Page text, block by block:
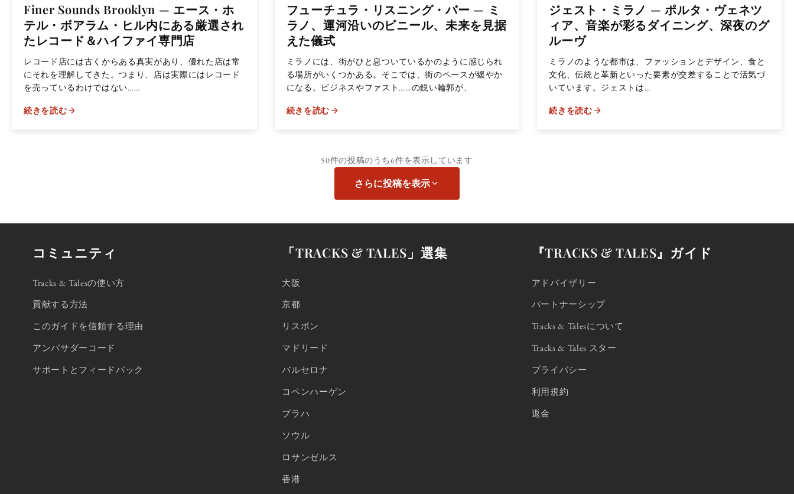
Finer Sounds Brooklyn — エース・ホ
テル・ボアラム・ヒル内にある厳選され
たレコード＆ハイファイ専門店
レコード店には古くからある真実があり、優れた店は常
にそれを理解してきた。つまり、店は実際にはレコード
を売っているわけではない……
続きを読む
フューチュラ・リスニング・バー — ミ
ラノ、運河沿いのビニール、未来を見据
えた儀式
ミラノには、街がひと息ついているかのように感じられ
る場所がいくつかある。そこでは、街のペースが緩やか
になる。ビジネスやファスト……の鋭い輪郭が、
続きを読む
ジェスト・ミラノ — ポルタ・ヴェネツ
ィア、音楽が彩るダイニング、深夜のグ
ルーヴ
ミラノのような都市は、ファッションとデザイン、食と
文化、伝統と革新といった要素が交差することで活気づ
いています。ジェストは…
続きを読む
50件の投稿のうち6件を表示しています
さらに投稿を表示
コミュニティ
Tracks & Talesの使い方
貢献する方法
このガイドを信頼する理由
アンバサダーコード
サポートとフィードバック
「TRACKS & TALES」選集
大阪
京都
リスボン
マドリード
バルセロナ
コペンハーゲン
プラハ
ソウル
ロサンゼルス
香港
『TRACKS & TALES』ガイド
アドバイザリー
パートナーシップ
Tracks & Talesについて
Tracks & Tales スター
プライバシー
利用規約
返金